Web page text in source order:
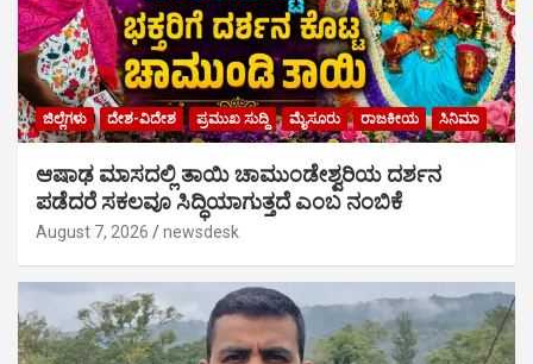
ಜಿಲ್ಲೆಗಳು ದೇಶ-ವಿದೇಶ ಪ್ರಮುಖ ಸುದ್ದಿ ಮೈಸೂರು ರಾಜಕೀಯ ಸಿನಿಮಾ
ಆಷಾಢ ಮಾಸದಲ್ಲಿ ತಾಯಿ ಚಾಮುಂಡೇಶ್ವರಿಯ ದರ್ಶನ
ಪಡೆದರೆ ಸಕಲವೂ ಸಿದ್ಧಿಯಾಗುತ್ತದೆ ಎಂಬ ನಂಬಿಕೆ
August 7, 2026 newsdesk